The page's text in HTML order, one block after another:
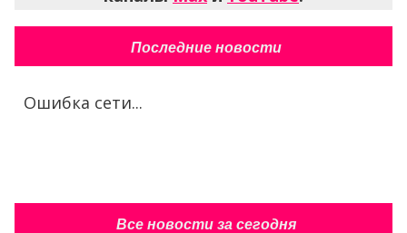
Последние новости
Ошибка сети...
Все новости за сегодня